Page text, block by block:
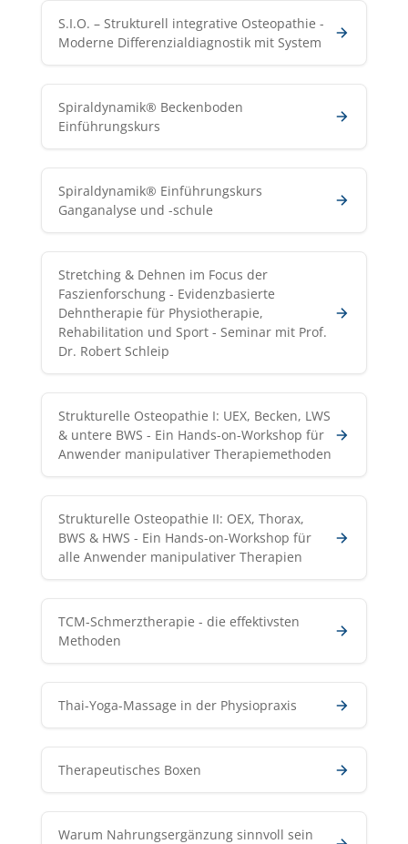
S.I.O. – Strukturell integrative Osteopathie -
Moderne Differenzialdiagnostik mit System
Spiraldynamik® Beckenboden
Einführungskurs
Spiraldynamik® Einführungskurs
Ganganalyse und -schule
Stretching & Dehnen im Focus der
Faszienforschung - Evidenzbasierte
Dehntherapie für Physiotherapie,
Rehabilitation und Sport - Seminar mit Prof.
Dr. Robert Schleip
Strukturelle Osteopathie I: UEX, Becken, LWS
& untere BWS - Ein Hands-on-Workshop für
Anwender manipulativer Therapiemethoden
Strukturelle Osteopathie II: OEX, Thorax,
BWS & HWS - Ein Hands-on-Workshop für
alle Anwender manipulativer Therapien
TCM-Schmerztherapie - die effektivsten
Methoden
Thai-Yoga-Massage in der Physiopraxis
Therapeutisches Boxen
Warum Nahrungsergänzung sinnvoll sein